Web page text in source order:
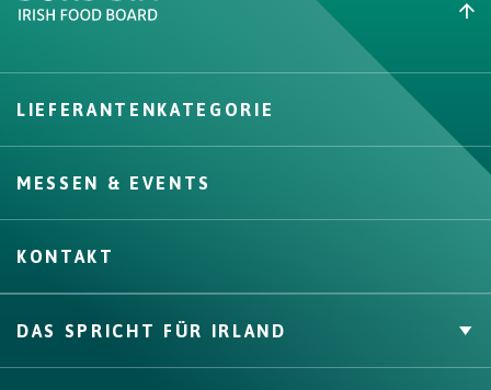
Create New List
Create
LIEFERANTENKATEGORIE
MESSEN & EVENTS
KONTAKT
DAS SPRICHT FÜR IRLAND